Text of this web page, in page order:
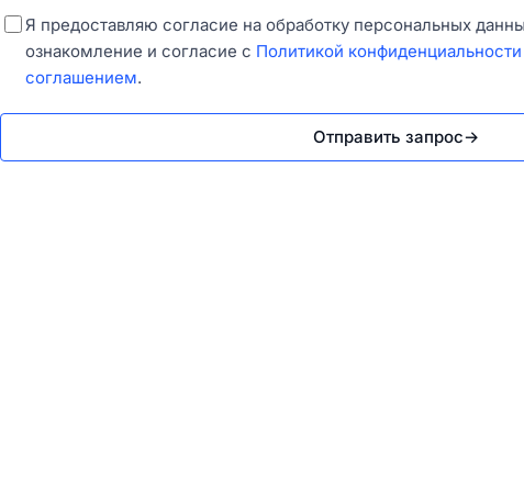
Я предоставляю согласие на обработку персональных
ознакомление и согласие с Политикой конфиденциальности
соглашением.
Отправить запрос→